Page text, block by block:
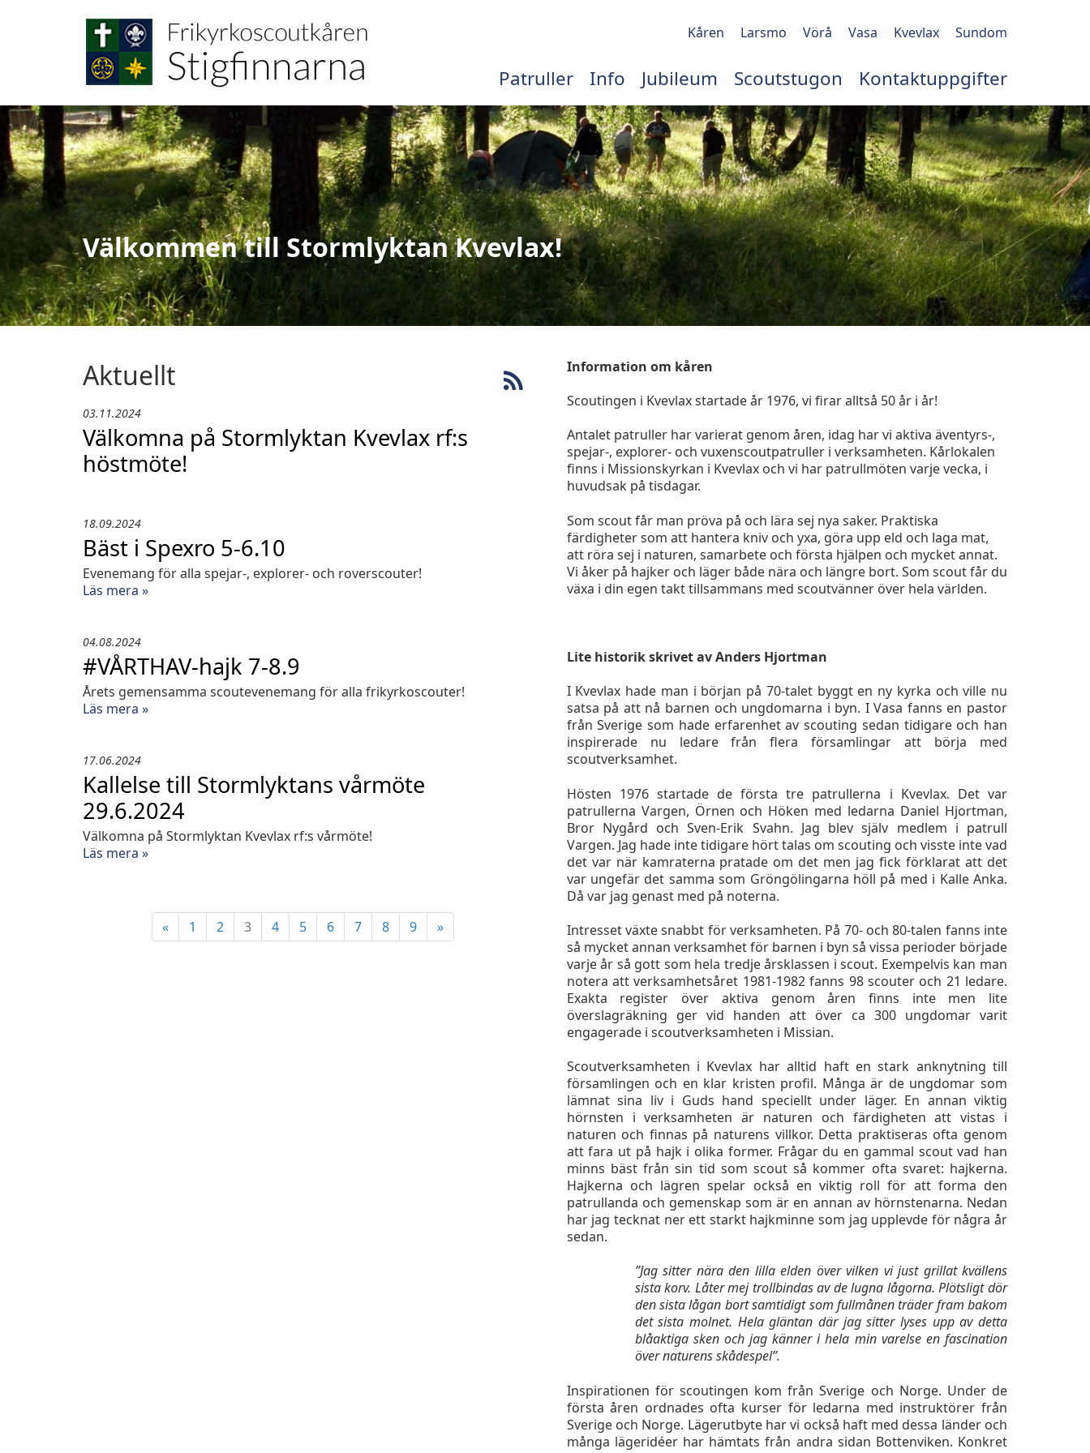
Kåren Larsmo Vörå Vasa Kvevlax Sundom
Patruller Info Jubileum Scoutstugon Kontaktuppgifter
Välkommen till Stormlyktan Kvevlax!
Aktuellt
Välkomna på Stormlyktan Kvevlax rf:s
höstmöte!
03.11.2024
Bäst i Spexro 5-6.10
Evenemang för alla spejar-, explorer- och roverscouter!
Läs mera »
18.09.2024
#VÅRTHAV-hajk 7-8.9
Årets gemensamma scoutevenemang för alla frikyrkoscouter!
Läs mera »
04.08.2024
Kallelse till Stormlyktans vårmöte
29.6.2024
Välkomna på Stormlyktan Kvevlax rf:s vårmöte!
Läs mera »
17.06.2024
« 1 2 3 4 5 6 7 8 9 »
Information om kåren
Scoutingen i Kvevlax startade år 1976, vi firar alltså 50 år i år!
Antalet patruller har varierat genom åren, idag har vi aktiva äventyrs-,
spejar-, explorer- och vuxenscoutpatruller i verksamheten. Kårlokalen
finns i Missionskyrkan i Kvevlax och vi har patrullmöten varje vecka, i
huvudsak på tisdagar.
Som scout får man pröva på och lära sej nya saker. Praktiska
färdigheter som att hantera kniv och yxa, göra upp eld och laga mat,
att röra sej i naturen, samarbete och första hjälpen och mycket annat.
Vi åker på hajker och läger både nära och längre bort. Som scout får du
växa i din egen takt tillsammans med scoutvänner över hela världen.
Lite historik skrivet av Anders Hjortman
I Kvevlax hade man i början på 70-talet byggt en ny kyrka och ville nu
satsa på att nå barnen och ungdomarna i byn. I Vasa fanns en pastor
från Sverige som hade erfarenhet av scouting sedan tidigare och han
inspirerade nu ledare från flera församlingar att börja med
scoutverksamhet.
Hösten 1976 startade de första tre patrullerna i Kvevlax. Det var
patrullerna Vargen, Örnen och Höken med ledarna Daniel Hjortman,
Bror Nygård och Sven-Erik Svahn. Jag blev själv medlem i patrull
Vargen. Jag hade inte tidigare hört talas om scouting och visste inte vad
det var när kamraterna pratade om det men jag fick förklarat att det
var ungefär det samma som Gröngölingarna höll på med i Kalle Anka.
Då var jag genast med på noterna.
Intresset växte snabbt för verksamheten. På 70- och 80-talen fanns inte
så mycket annan verksamhet för barnen i byn så vissa perioder började
varje år så gott som hela tredje årsklassen i scout. Exempelvis kan man
notera att verksamhetsåret 1981-1982 fanns 98 scouter och 21 ledare.
Exakta register över aktiva genom åren finns inte men lite
överslagräkning ger vid handen att över ca 300 ungdomar varit
engagerade i scoutverksamheten i Missian.
Scoutverksamheten i Kvevlax har alltid haft en stark anknytning till
församlingen och en klar kristen profil. Många är de ungdomar som
lämnat sina liv i Guds hand speciellt under läger. En annan viktig
hörnsten i verksamheten är naturen och färdigheten att vistas i
naturen och finnas på naturens villkor. Detta praktiseras ofta genom
att fara ut på hajk i olika former. Frågar du en gammal scout vad han
minns bäst från sin tid som scout så kommer ofta svaret: hajkerna.
Hajkerna och lägren spelar också en viktig roll för att forma den
patrullanda och gemenskap som är en annan av hörnstenarna. Nedan
har jag tecknat ner ett starkt hajkminne som jag upplevde för några år
sedan.
”Jag sitter nära den lilla elden över vilken vi just grillat kvällens
sista korv. Låter mej trollbindas av de lugna lågorna. Plötsligt dör
den sista lågan bort samtidigt som fullmånen träder fram bakom
det sista molnet. Hela gläntan där jag sitter lyses upp av detta
blåaktiga sken och jag känner i hela min varelse en fascination
över naturens skådespel”.
Inspirationen för scoutingen kom från Sverige och Norge. Under de
första åren ordnades ofta kurser för ledarna med instruktörer från
Sverige och Norge. Lägerutbyte har vi också haft med dessa länder och
många lägeridéer har hämtats från andra sidan Bottenviken. Konkret